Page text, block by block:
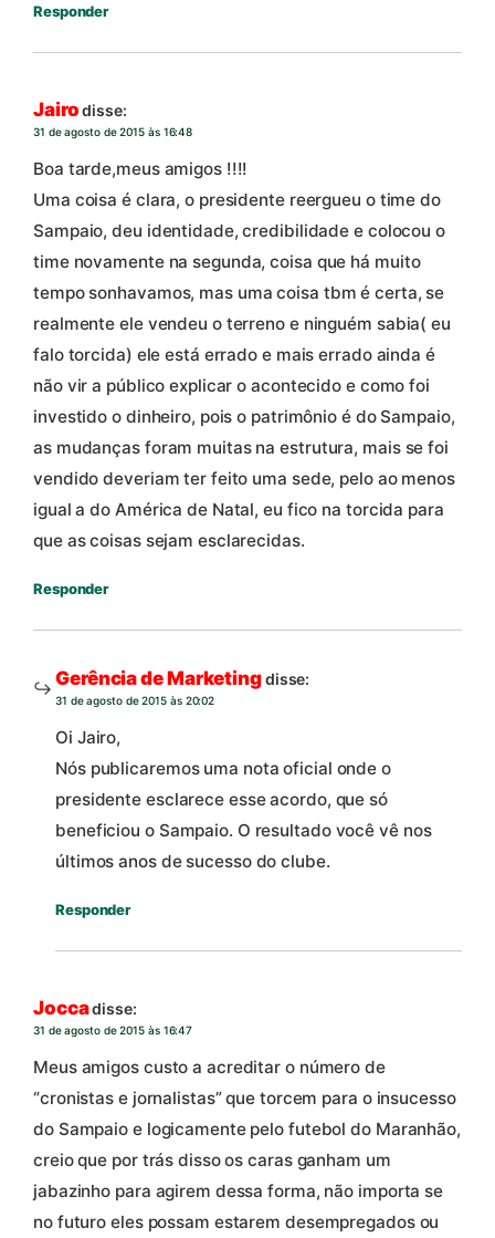
Responder
Jairo disse:
31 de agosto de 2015 às 16:48
Boa tarde,meus amigos !!!!
Uma coisa é clara, o presidente reergueu o time do
Sampaio, deu identidade, credibilidade e colocou o
time novamente na segunda, coisa que há muito
tempo sonhavamos, mas uma coisa tbm é certa, se
realmente ele vendeu o terreno e ninguém sabia( eu
falo torcida) ele está errado e mais errado ainda é
não vir a público explicar o acontecido e como foi
investido o dinheiro, pois o patrimônio é do Sampaio,
as mudanças foram muitas na estrutura, mais se foi
vendido deveriam ter feito uma sede, pelo ao menos
igual a do América de Natal, eu fico na torcida para
que as coisas sejam esclarecidas.
Responder
Gerência de Marketingdisse:
31 de agosto de 2015 às 20:02
Oi Jairo,
Nós publicaremos uma nota oficial onde o
presidente esclarece esse acordo, que só
beneficiou o Sampaio. O resultado você vê nos
últimos anos de sucesso do clube.
Responder
Joccadisse:
31 de agosto de 2015 às 16:47
Meus amigos custo a acreditar o número de
“cronistas e jornalistas” que torcem para o insucesso
do Sampaio e logicamente pelo futebol do Maranhão,
creio que por trás disso os caras ganham um
jabazinho para agirem dessa forma, não importa se
no futuro eles possam estarem desempregados ou